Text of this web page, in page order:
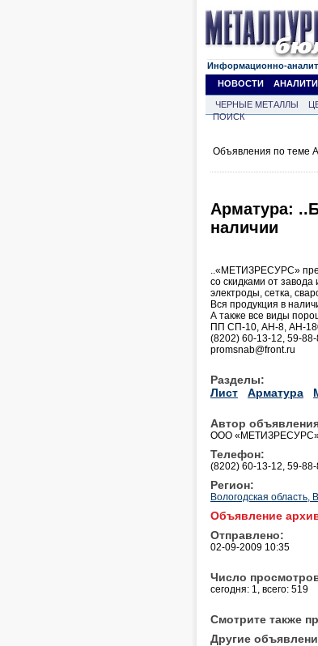
Информационно-
НОВОСТИ
ЧЕРНЫЕ МЕТАЛЛЫ
ПОИСК
Объявления по теме
Арматура:
наличии
..«МЕТИЗРЕСУРС»
со скидками от завода
электроды, сетка,
Вся продукция в
А также все виды
ПП СП-10, АН-8, АН-
(8202) 60-13-12, 59-88-
promsnab@front.ru
Разделы:
Лист
Арматура
Автор
ООО
Телефон:
(8202) 60-13-12, 59-88-
Регион:
Вологодская область,
Объявление
Отправлено:
02-09-2009 10:35
Число
сегодня: 1, всего: 519
Смотрите также
Другие